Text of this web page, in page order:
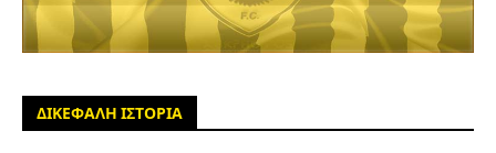
ΔΙΚΕΦΑΛΗ ΙΣΤΟΡΙΑ